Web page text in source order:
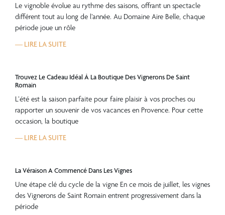
Le vignoble évolue au rythme des saisons, offrant un spectacle
différent tout au long de l’année. Au Domaine Aire Belle, chaque
période joue un rôle
— LIRE LA SUITE
Trouvez Le Cadeau Idéal À La Boutique Des Vignerons De Saint
Romain
L’été est la saison parfaite pour faire plaisir à vos proches ou
rapporter un souvenir de vos vacances en Provence. Pour cette
occasion, la boutique
— LIRE LA SUITE
La Véraison A Commencé Dans Les Vignes
Une étape clé du cycle de la vigne En ce mois de juillet, les vignes
des Vignerons de Saint Romain entrent progressivement dans la
période